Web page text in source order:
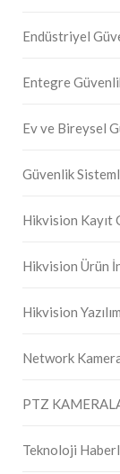
Endüstriyel
Entegre
Ev ve Bireysel
Güvenlik
Hikvision Kayıt
Hikvision Ürün
Hikvision
Network
PTZ
Teknoloji